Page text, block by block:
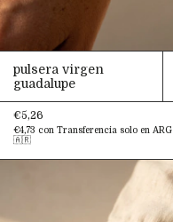
pulsera virgen
guadalupe
€5,26
€4,73 con Transferencia solo en ARG
🇦🇷